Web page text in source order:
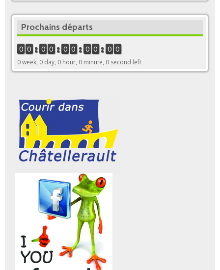
Prochains départs
0 0 0 0 0 0 0 0 0 0
0 week, 0 day, 0 hour, 0 minute, 0 second left